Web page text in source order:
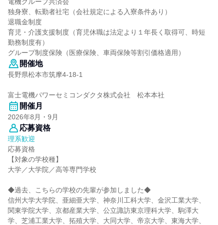
独身寮、転勤者社宅（会社規定による入寮条件あり）
退職金制度
育児・介護支援制度（育児休職は法定より１年長く取得可、時短
勤務制度有）
グループ制度保険（医療保険、車両保険等割引価格適用）
開催地
長野県松本市筑摩4-18-1
富士電機パワーセミコンダクタ株式会社 松本本社
開催月
2026年8月・9月
応募資格
理系歓迎
応募資格
【対象の学校種】
大学／大学院／高等専門学校
◆過去、こちらの学校の先輩が参加しました◆
信州大学大学院、亜細亜大学、神奈川工科大学、金沢工業大学、
関東学院大学、京都産業大学、公立諏訪東京理科大学、駒澤大
学、芝浦工業大学、拓殖大学、大同大学、帝京大学、東海大学、